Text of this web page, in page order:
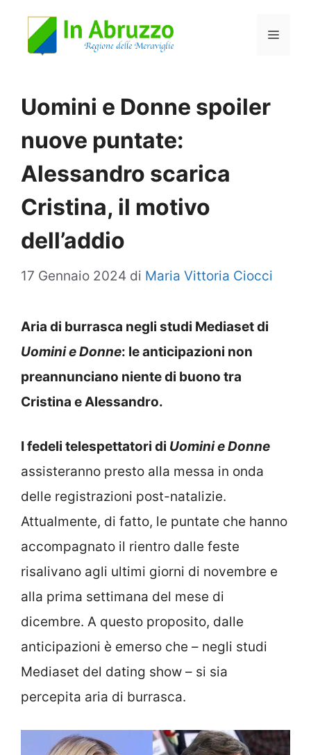
Menu
Uomini e Donne spoiler
nuove puntate:
Alessandro scarica
Cristina, il motivo
dell’addio
17 Gennaio 2024 di Maria Vittoria Ciocci
Aria di burrasca negli studi Mediaset di
Uomini e Donne: le anticipazioni non
preannunciano niente di buono tra
Cristina e Alessandro.
I fedeli telespettatori di Uomini e Donne
assisteranno presto alla messa in onda
delle registrazioni post-natalizie.
Attualmente, di fatto, le puntate che hanno
accompagnato il rientro dalle feste
risalivano agli ultimi giorni di novembre e
alla prima settimana del mese di
dicembre. A questo proposito, dalle
anticipazioni è emerso che – negli studi
Mediaset del dating show – si sia
percepita aria di burrasca.